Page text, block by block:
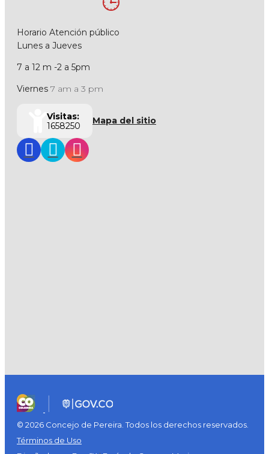
Horario Atención público
Lunes a Jueves
7 a 12 m -2 a 5pm
Viernes 7 am a 3 pm
Visitas:
1658250
Mapa del sitio
© 2026 Concejo de Pereira. Todos los derechos reservados.
Términos de Uso